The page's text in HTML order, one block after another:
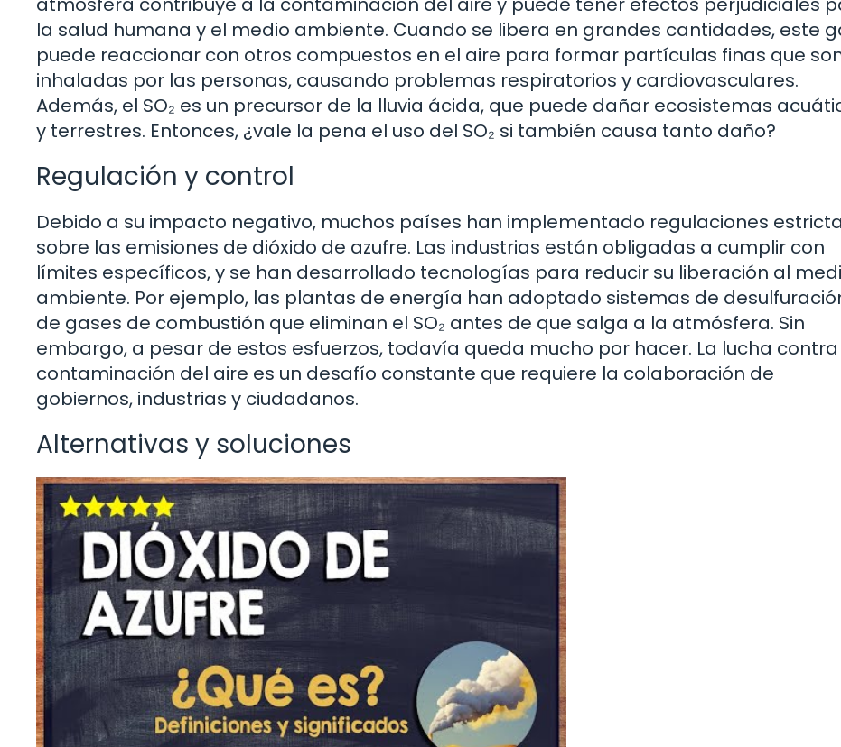
la salud humana y el medio ambiente. Cuando se libera en grandes cantidades, este
puede reaccionar con otros compuestos en el aire para formar partículas finas que
inhaladas por las personas, causando problemas respiratorios y cardiovasculares.
Además, el SO₂ es un precursor de la lluvia ácida, que puede dañar ecosistemas
y terrestres. Entonces, ¿vale la pena el uso del SO₂ si también causa tanto daño?
Regulación y control
Debido a su impacto negativo, muchos países han implementado regulaciones
sobre las emisiones de dióxido de azufre. Las industrias están obligadas a cumplir con
límites específicos, y se han desarrollado tecnologías para reducir su liberación al
ambiente. Por ejemplo, las plantas de energía han adoptado sistemas de
de gases de combustión que eliminan el SO₂ antes de que salga a la atmósfera. Sin
embargo, a pesar de estos esfuerzos, todavía queda mucho por hacer. La lucha contra
contaminación del aire es un desafío constante que requiere la colaboración de
gobiernos, industrias y ciudadanos.
Alternativas y soluciones